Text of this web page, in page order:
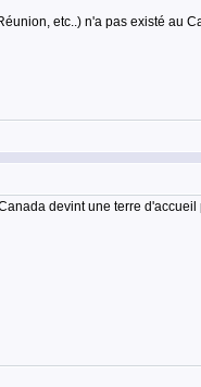
etc..) n'a pas existé au
devint une terre